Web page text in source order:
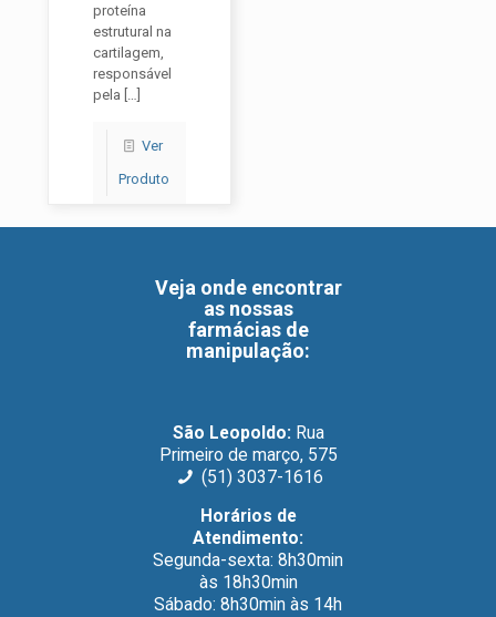
proteína
estrutural na
cartilagem,
responsável
pela […]
Ver
Produto
Veja onde encontrar
as nossas
farmácias de
manipulação:
São Leopoldo: Rua
Primeiro de março, 575
(51) 3037-1616
Horários de
Atendimento:
Segunda-sexta: 8h30min
às 18h30min
Sábado: 8h30min às 14h